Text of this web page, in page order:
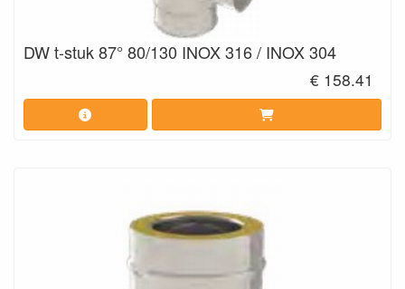
DW t-stuk 87° 80/130 INOX 316 / INOX 304
€ 158.41